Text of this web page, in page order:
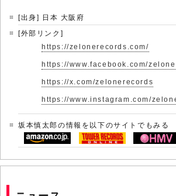
[出身] 日本 大阪府
[外部リンク]
https://zelonerecords.com/
https://www.facebook.com/
https://x.com/zelonerecords
https://www.instagram.com/
坂本慎太郎の情報を以下のサイトでもみる